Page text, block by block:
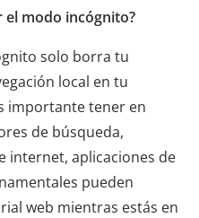
el modo incógnito?
solo borra tu
local en tu
importante tener en
de búsqueda,
internet, aplicaciones de
pueden
web mientras estás en